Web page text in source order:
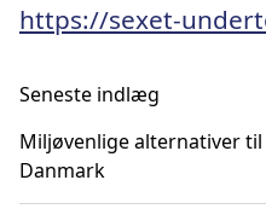
https://sexet-
Seneste indlæg
Miljøvenlige alternativer
Danmark